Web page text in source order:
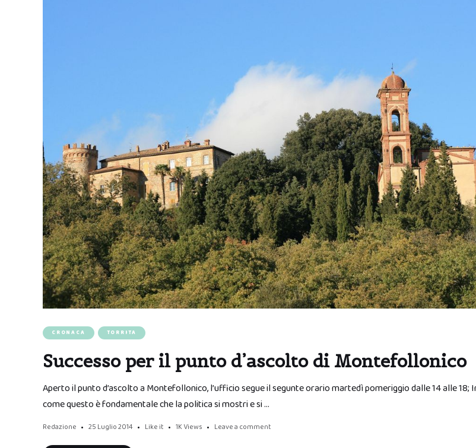
CRONACA TORRITA
Successo per il punto d’ascolto di Montefollonico
Aperto il punto d’ascolto a Montefollonico, l’ufficio segue il segunte orario martedì pomeriggio dalle 14 alle 18;
come questo è fondamentale che la politica si mostri e si …
Redazione 25 Luglio 2014 Like it 1K Views Leave a comment